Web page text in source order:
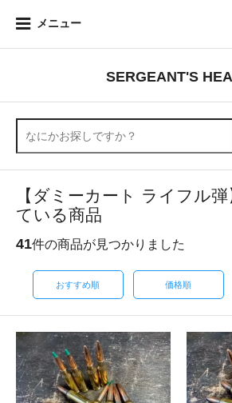
メニュー
SERGEANT'S
【ダミーカート ライフル
ている商品
41件の商品が見つかりました
おすすめ順 価格順